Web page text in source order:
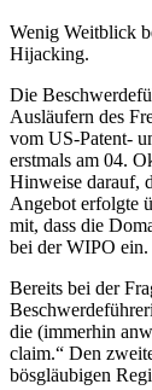
Wenig Weitblick
Hijacking.
Die
Ausläufern des
vom US-Patent-
erstmals am 04.
Hinweise darauf,
Angebot erfolgte
mit, dass die
bei der WIPO
Bereits bei der
die (immerhin
claim.“ Den
bösgläubigen